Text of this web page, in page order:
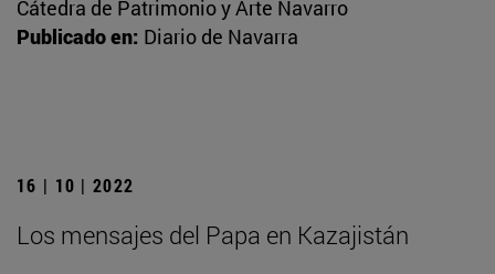
Cátedra de Patrimonio y Arte Navarro
Publicado en: Diario de Navarra
16 | 10 | 2022
Los mensajes del Papa en Kazajistán